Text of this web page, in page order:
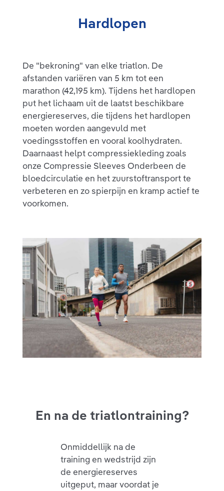
Hardlopen
De "bekroning" van elke triatlon. De
afstanden variëren van 5 km tot een
marathon (42,195 km). Tijdens het hardlopen
put het lichaam uit de laatst beschikbare
energiereserves, die tijdens het hardlopen
moeten worden aangevuld met
voedingsstoffen en vooral koolhydraten.
Daarnaast helpt compressiekleding zoals
onze Compressie Sleeves Onderbeen de
bloedcirculatie en het zuurstoftransport te
verbeteren en zo spierpijn en kramp actief te
voorkomen.
En na de triatlontraining?
Onmiddellijk na de
training en wedstrijd zijn
de energiereserves
uitgeput, maar voordat je